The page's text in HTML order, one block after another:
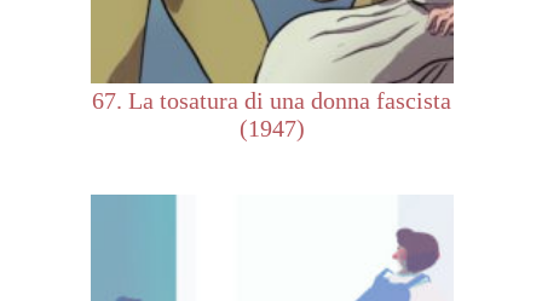
67. La tosatura di una donna fascista
(1947)